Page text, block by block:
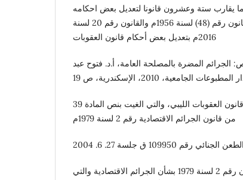
يقارب ستة وعشرون قانونا لتعديل بعض احكامه
نذكر منها على سبيل المثال القانون رقم (48) لسنة 1956م والقانون رقم 20 لسنة
2016م بتعديل بعض أحكام قانون العقوبات
المضرة بالمصلحة العامة، أ.د. فتوح عبد
الجامعية، 2010، الإسكندرية، ص 19
الموا من 226 الى المادة 229 من قانون العقوبات الليبي، والتي الغيت بنص المادة 39
من قانون الجرائم الاقتصادية رقم 2 لسنة 1979م
رقم 109950 ق جلسة 27. 6. 2004
الغيت بموجب المادة 39 من القانون رقم 2 لسنة 1979 بشأن الجرائم الاقتصادية والتي